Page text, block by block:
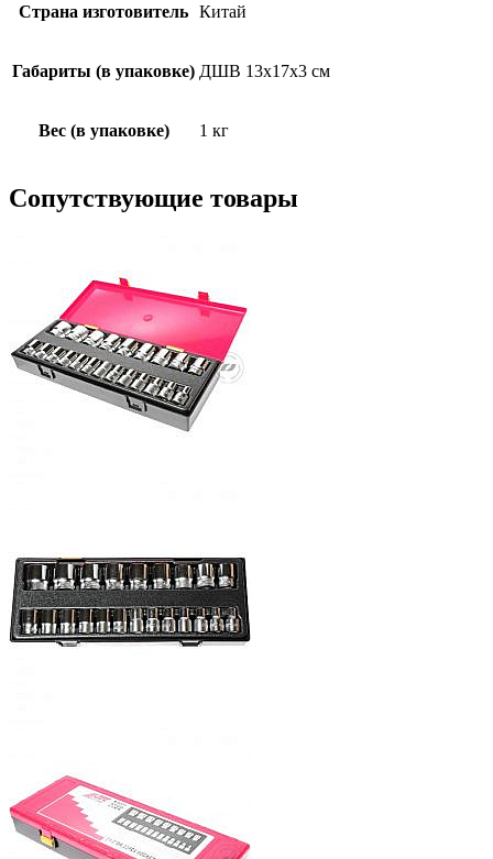
Страна изготовитель Китай
Габариты (в упаковке) ДШВ 13х17х3 см
Вес (в упаковке) 1 кг
Сопутствующие товары